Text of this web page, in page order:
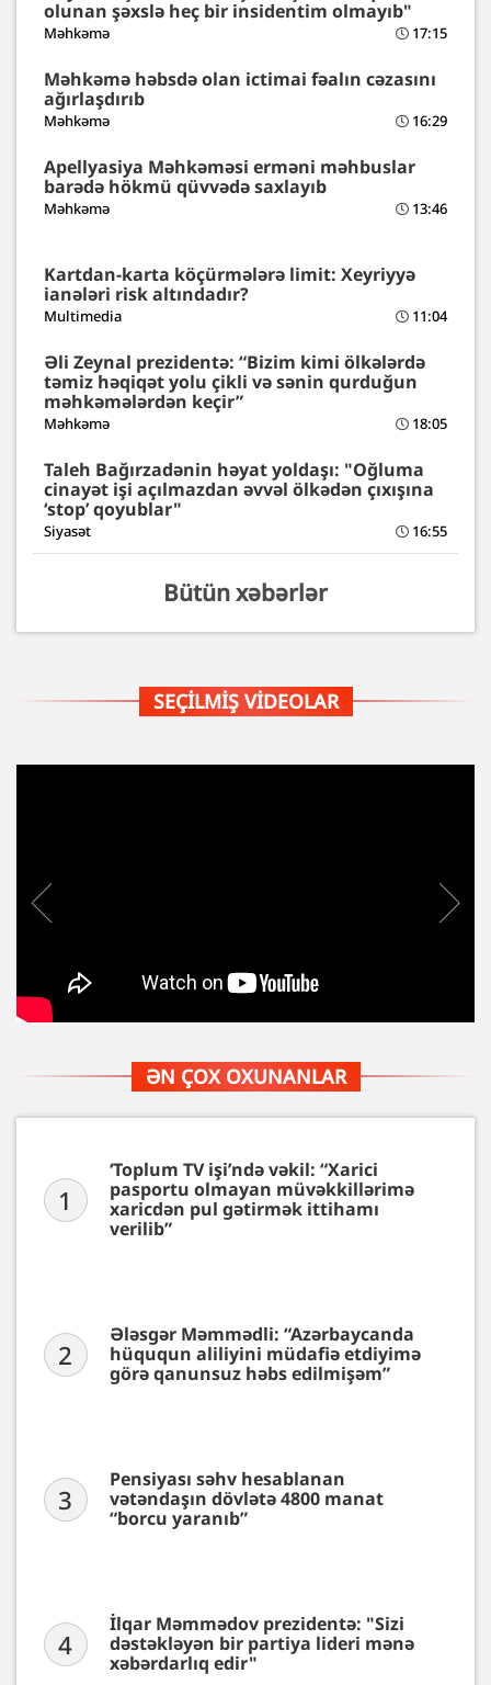
olunan şəxslə heç bir insidentim olmayıb"
Məhkəmə 17:15
Məhkəmə həbsdə olan ictimai fəalın cəzasını
ağırlaşdırıb
Məhkəmə 16:29
Apellyasiya Məhkəməsi erməni məhbuslar
barədə hökmü qüvvədə saxlayıb
Məhkəmə 13:46
Kartdan-karta köçürmələrə limit: Xeyriyyə
ianələri risk altındadır?
Multimedia 11:04
Əli Zeynal prezidentə: “Bizim kimi ölkələrdə
təmiz həqiqət yolu çikli və sənin qurduğun
məhkəmələrdən keçir”
Məhkəmə 18:05
Taleh Bağırzadənin həyat yoldaşı: "Oğluma
cinayət işi açılmazdan əvvəl ölkədən çıxışına
‘stop’ qoyublar"
Siyasət 16:55
Bütün xəbərlər
SEÇILMIŞ VIDEOLAR
ƏN ÇOX OXUNANLAR
1
‘Toplum TV işi’ndə vəkil: “Xarici
pasportu olmayan müvəkkillərimə
xaricdən pul gətirmək ittihamı
verilib”
2
Ələsgər Məmmədli: “Azərbaycanda
hüququn aliliyini müdafiə etdiyimə
görə qanunsuz həbs edilmişəm”
3
Pensiyası səhv hesablanan
vətəndaşın dövlətə 4800 manat
“borcu yaranıb”
4
İlqar Məmmədov prezidentə: "Sizi
dəstəkləyən bir partiya lideri mənə
xəbərdarlıq edir"